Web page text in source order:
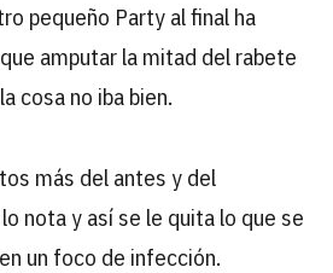
pequeño Party al final ha
amputar la mitad del rabete
cosa no iba bien.
más del antes y del
nota y así se le quita lo que se
un foco de infección.